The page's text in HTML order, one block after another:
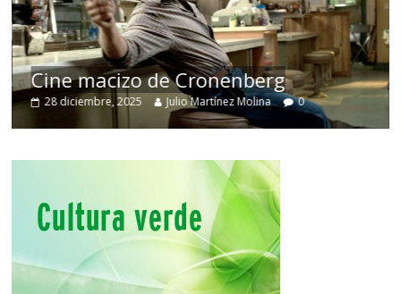
Cine macizo de Cronenberg
28 diciembre, 2025 Julio Martínez Molina 0